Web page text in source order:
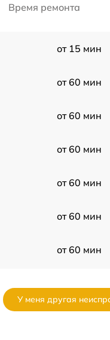
Время ремонта
от 15 мин
от 60 мин
от 60 мин
от 60 мин
от 60 мин
от 60 мин
от 60 мин
У меня другая